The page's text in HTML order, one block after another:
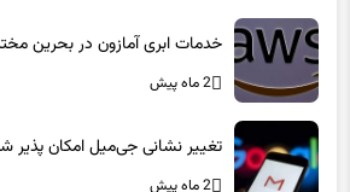
خدمات ابری آمازون در بحرین
2 ماه پیش
تغییر نشانی جی‌میل امکان پذیر
2 ماه پیش